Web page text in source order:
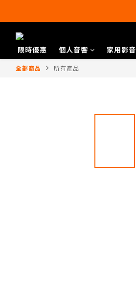
限時優惠 個人音響 家用影音
全部商品 所有產品